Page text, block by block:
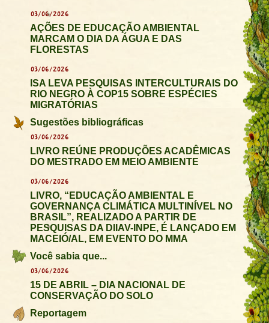
03/06/2026
AÇÕES DE EDUCAÇÃO AMBIENTAL
MARCAM O DIA DA ÁGUA E DAS
FLORESTAS
03/06/2026
ISA LEVA PESQUISAS INTERCULTURAIS DO
RIO NEGRO À COP15 SOBRE ESPÉCIES
MIGRATÓRIAS
Sugestões bibliográficas
03/06/2026
LIVRO REÚNE PRODUÇÕES ACADÊMICAS
DO MESTRADO EM MEIO AMBIENTE
03/06/2026
LIVRO, “EDUCAÇÃO AMBIENTAL E
GOVERNANÇA CLIMÁTICA MULTINÍVEL NO
BRASIL”, REALIZADO A PARTIR DE
PESQUISAS DA DIIAV-INPE, É LANÇADO EM
MACEIÓ/AL, EM EVENTO DO MMA
Você sabia que...
03/06/2026
15 DE ABRIL – DIA NACIONAL DE
CONSERVAÇÃO DO SOLO
Reportagem